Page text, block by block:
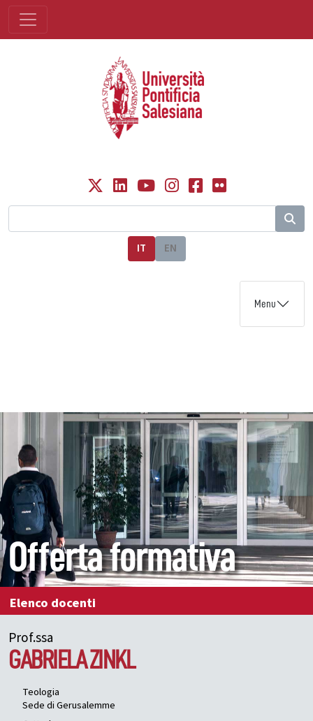
IT EN
Menu
Offerta formativa
Elenco docenti
Prof.ssa
GABRIELAZINKL
Teologia
Sede di Gerusalemme